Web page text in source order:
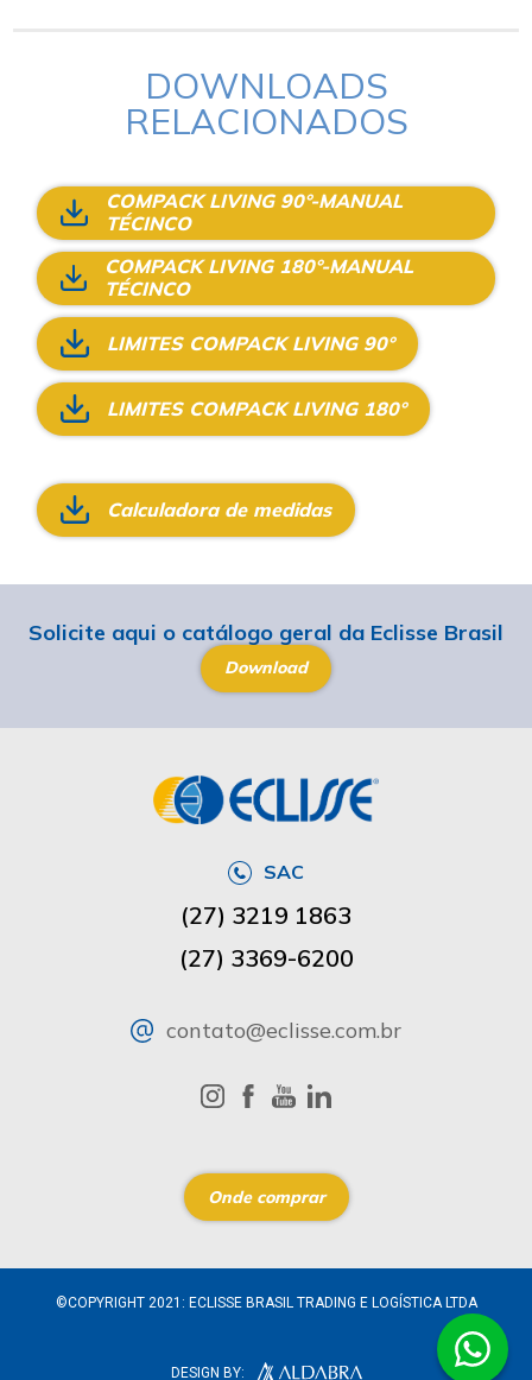
DOWNLOADS
RELACIONADOS
COMPACK LIVING 90°-MANUAL
TÉCINCO
COMPACK LIVING 180°-MANUAL
TÉCINCO
LIMITES COMPACK LIVING 90°
LIMITES COMPACK LIVING 180°
Calculadora de medidas
Solicite aqui o catálogo geral da Eclisse Brasil
Download
SAC
(27) 3219 1863
(27) 3369-6200
contato@eclisse.com.br
Onde comprar
©COPYRIGHT 2021: ECLISSE BRASIL TRADING E LOGÍSTICA LTDA
DESIGN BY: